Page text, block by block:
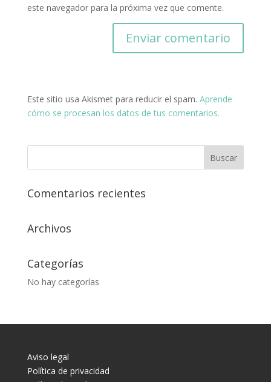
este navegador para la próxima vez que comente.
Este sitio usa Akismet para reducir el spam. Aprende
cómo se procesan los datos de tus comentarios.
Comentarios recientes
Archivos
Categorías
No hay categorías
Aviso legal
Política de privacidad